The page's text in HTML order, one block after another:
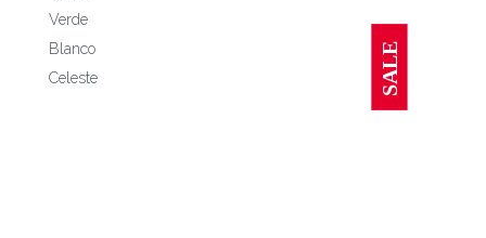
Verde
Blanco
Celeste